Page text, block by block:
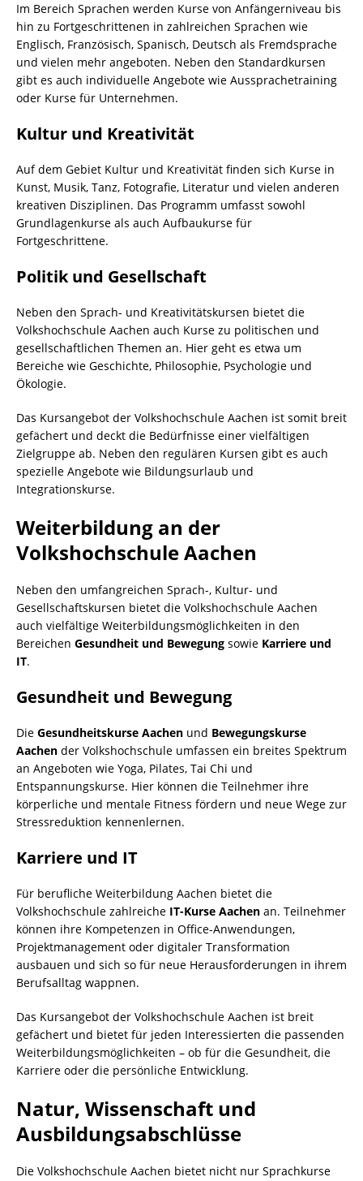
Im Bereich Sprachen werden Kurse von Anfängerniveau bis
hin zu Fortgeschrittenen in zahlreichen Sprachen wie
Englisch, Französisch, Spanisch, Deutsch als Fremdsprache
und vielen mehr angeboten. Neben den Standardkursen
gibt es auch individuelle Angebote wie Aussprachetraining
oder Kurse für Unternehmen.
Kultur und Kreativität
Auf dem Gebiet Kultur und Kreativität finden sich Kurse in
Kunst, Musik, Tanz, Fotografie, Literatur und vielen anderen
kreativen Disziplinen. Das Programm umfasst sowohl
Grundlagenkurse als auch Aufbaukurse für
Fortgeschrittene.
Politik und Gesellschaft
Neben den Sprach- und Kreativitätskursen bietet die
Volkshochschule Aachen auch Kurse zu politischen und
gesellschaftlichen Themen an. Hier geht es etwa um
Bereiche wie Geschichte, Philosophie, Psychologie und
Ökologie.
Das Kursangebot der Volkshochschule Aachen ist somit breit
gefächert und deckt die Bedürfnisse einer vielfältigen
Zielgruppe ab. Neben den regulären Kursen gibt es auch
spezielle Angebote wie Bildungsurlaub und
Integrationskurse.
Weiterbildung an der
Volkshochschule Aachen
Neben den umfangreichen Sprach-, Kultur- und
Gesellschaftskursen bietet die Volkshochschule Aachen
auch vielfältige Weiterbildungsmöglichkeiten in den
Bereichen Gesundheit und Bewegung sowie Karriere und
IT.
Gesundheit und Bewegung
Die Gesundheitskurse Aachen und Bewegungskurse
Aachen der Volkshochschule umfassen ein breites Spektrum
an Angeboten wie Yoga, Pilates, Tai Chi und
Entspannungskurse. Hier können die Teilnehmer ihre
körperliche und mentale Fitness fördern und neue Wege zur
Stressreduktion kennenlernen.
Karriere und IT
Für berufliche Weiterbildung Aachen bietet die
Volkshochschule zahlreiche IT-Kurse Aachen an. Teilnehmer
können ihre Kompetenzen in Office-Anwendungen,
Projektmanagement oder digitaler Transformation
ausbauen und sich so für neue Herausforderungen in ihrem
Berufsalltag wappnen.
Das Kursangebot der Volkshochschule Aachen ist breit
gefächert und bietet für jeden Interessierten die passenden
Weiterbildungsmöglichkeiten – ob für die Gesundheit, die
Karriere oder die persönliche Entwicklung.
Natur, Wissenschaft und
Ausbildungsabschlüsse
Die Volkshochschule Aachen bietet nicht nur Sprachkurse